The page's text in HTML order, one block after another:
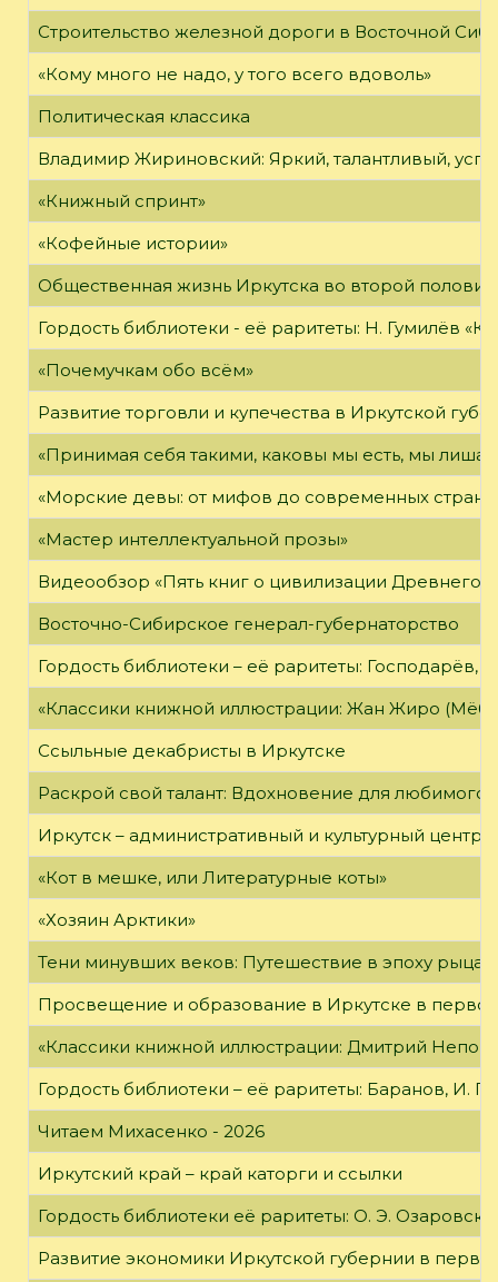
Строительство железной дороги в Восточной
«Кому много не надо, у того всего вдоволь»
Политическая классика
Владимир Жириновский: Яркий, талантливый,
«Книжный спринт»
«Кофейные истории»
Общественная жизнь Иркутска во второй
Гордость библиотеки - её раритеты: Н. Гумилёв
«Почемучкам обо всём»
Развитие торговли и купечества в Иркутской
«Принимая себя такими, каковы мы есть, мы
«Морские девы: от мифов до современных
«Мастер интеллектуальной прозы»
Видеообзор «Пять книг о цивилизации Древнего
Восточно-Сибирское генерал-губернаторство
Гордость библиотеки – её раритеты:
«Классики книжной иллюстрации: Жан Жиро
Ссыльные декабристы в Иркутске
Раскрой свой талант: Вдохновение для любимого
Иркутск – административный и культурный центр
«Кот в мешке, или Литературные коты»
«Хозяин Арктики»
Тени минувших веков: Путешествие в эпоху
Просвещение и образование в Иркутске в
«Классики книжной иллюстрации: Дмитрий
Гордость библиотеки – её раритеты: Баранов, И.
Читаем Михасенко - 2026
Иркутский край – край каторги и ссылки
Гордость библиотеки её раритеты: О. Э.
Развитие экономики Иркутской губернии в